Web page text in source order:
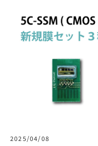
2025/04/08